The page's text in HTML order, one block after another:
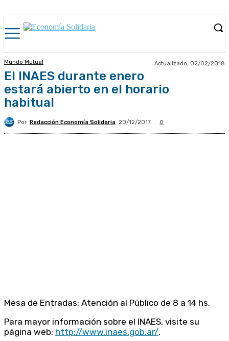
Mundo Mutual Actualizado: 02/02/2018
El INAES durante enero
estará abierto en el horario
habitual
Por Redacción Economía Solidaria 20/12/2017 0
Mesa de Entradas: Atención al Público de 8 a 14 hs.
Para mayor información sobre el INAES, visite su
página web: http://www.inaes.gob.ar/.